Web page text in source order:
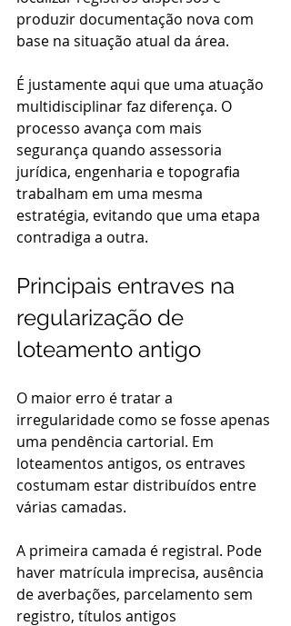
produzir documentação nova com
base na situação atual da área.
É justamente aqui que uma atuação
multidisciplinar faz diferença. O
processo avança com mais
segurança quando assessoria
jurídica, engenharia e topografia
trabalham em uma mesma
estratégia, evitando que uma etapa
contradiga a outra.
Principais entraves na
regularização de
loteamento antigo
O maior erro é tratar a
irregularidade como se fosse apenas
uma pendência cartorial. Em
loteamentos antigos, os entraves
costumam estar distribuídos entre
várias camadas.
A primeira camada é registral. Pode
haver matrícula imprecisa, ausência
de averbações, parcelamento sem
registro, títulos antigos